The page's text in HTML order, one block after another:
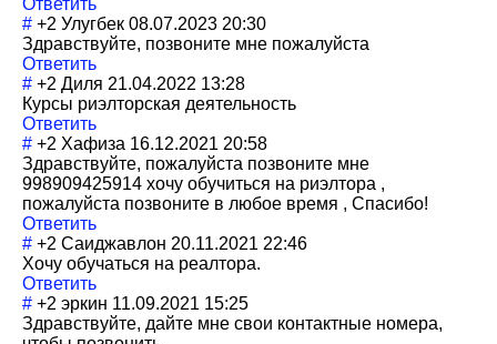
# +2 Улугбек 08.07.2023 20:30
Здравствуйте, позвоните мне пожалуйста
Ответить
# +2 Диля 21.04.2022 13:28
Курсы риэлторская деятельность
Ответить
# +2 Хафиза 16.12.2021 20:58
Здравствуйте, пожалуйста позвоните мне
998909425914 хочу обучиться на риэлтора ,
пожалуйста позвоните в любое время , Спасибо!
Ответить
# +2 Саиджавлон 20.11.2021 22:46
Хочу обучаться на реалтора.
Ответить
# +2 эркин 11.09.2021 15:25
Здравствуйте, дайте мне свои контактные номера,